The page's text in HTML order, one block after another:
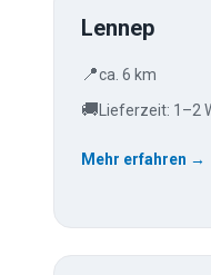
Lennep
📍ca. 6 km
🚚 Lieferzeit: 1–2
Mehr erfahren →